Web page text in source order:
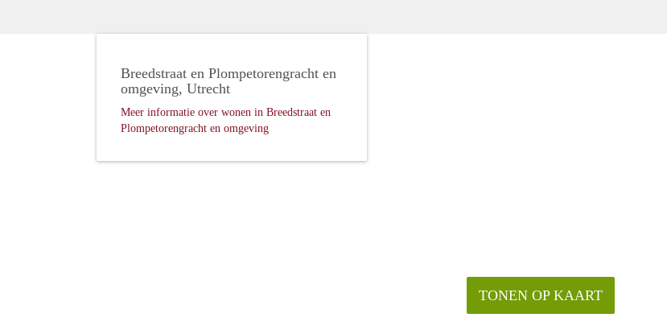
TONEN OP KAART
Breedstraat en Plompetorengracht en
omgeving, Utrecht
Meer informatie over wonen in Breedstraat en
Plompetorengracht en omgeving